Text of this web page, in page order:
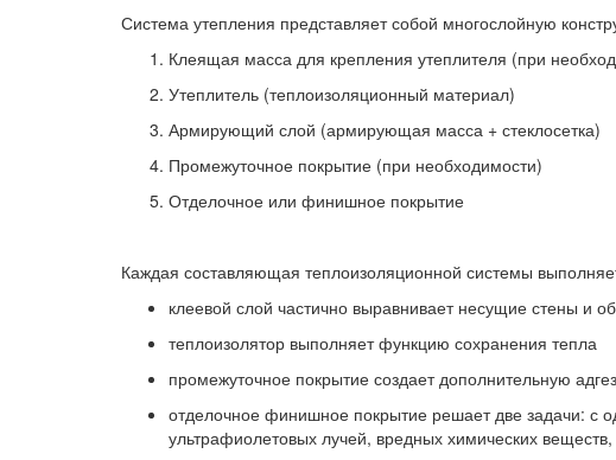
Система утепления представляет собой многослойную
Клеящая масса для крепления утеплителя (при
Утеплитель (теплоизоляционный материал)
Армирующий слой (армирующая масса + стеклосетка)
Промежуточное покрытие (при необходимости)
Отделочное или финишное покрытие
Каждая составляющая теплоизоляционной системы
клеевой слой частично выравнивает несущие стены и
теплоизолятор выполняет функцию сохранения тепла
промежуточное покрытие создает дополнительную
отделочное финишное покрытие решает две задачи: с
ультрафиолетовых лучей, вредных химических